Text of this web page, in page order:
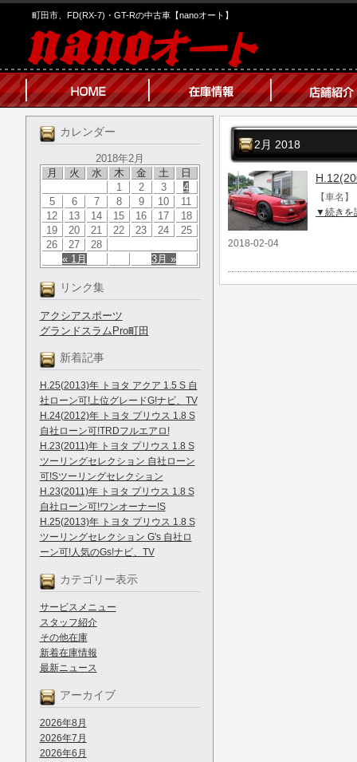
町田市、FD(RX-7)・GT-Rの中古車【nanoオート】
カレンダー
2018年2月
月
火 水 木 金 土 日
« 1月 3月 »
1 2 3
4
5
6 7 8 9 10
11
12
13 14 15 16 17
18
19
20 21 22 23 24
25
26
27 28
リンク集
アクシアスポーツ
グランドスラムPro町田
新着記事
H.25(2013)年 トヨタ アクア 1.5 S 自
社ローン可!上位グレードG!ナビ、TV
H.24(2012)年 トヨタ プリウス 1.8 S
自社ローン可!TRDフルエアロ!
H.23(2011)年 トヨタ プリウス 1.8 S
ツーリングセレクション 自社ローン
可!Sツーリングセレクション
H.23(2011)年 トヨタ プリウス 1.8 S
自社ローン可!ワンオーナー!S
H.25(2013)年 トヨタ プリウス 1.8 S
ツーリングセレクション G's 自社ロ
ーン可!人気のGs!ナビ、TV
カテゴリー表示
サービスメニュー
スタッフ紹介
その他在庫
新着在庫情報
最新ニュース
アーカイブ
2026年8月
2026年7月
2026年6月
2月 2018
【車名
▼続きを
2018-02-04